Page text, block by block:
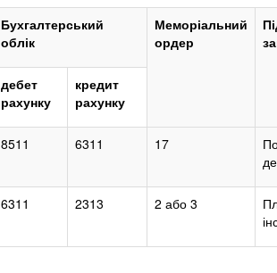
Бухгалтерський
облік
Меморіальний
ордер
дебет
рахунку
кредит
рахунку
8511 6311 17
6311 2313 2 або 3